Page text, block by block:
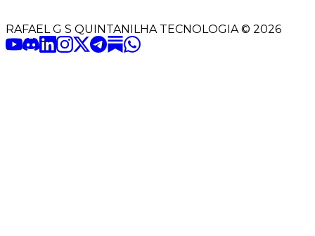
RAFAEL G S QUINTANILHA TECNOLOGIA© 2026